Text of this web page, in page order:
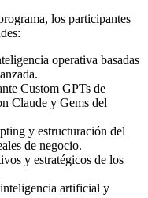
los participantes
operativa basadas
Custom GPTs de
Claude y Gems del
y estructuración del
de negocio.
y estratégicos de los
artificial y